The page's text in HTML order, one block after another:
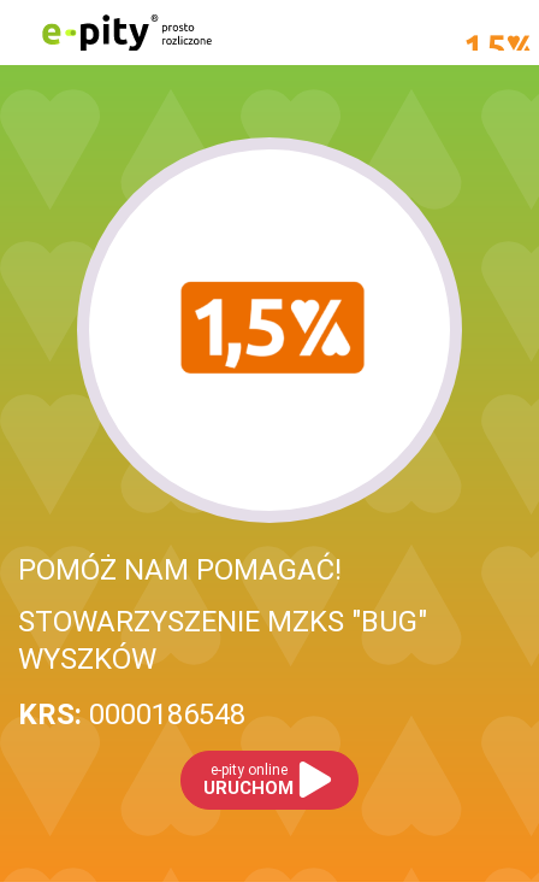
POMÓŻ NAM POMAGAĆ!
STOWARZYSZENIE MZKS "BUG"
WYSZKÓW
KRS: 0000186548
e-pity online
URUCHOM